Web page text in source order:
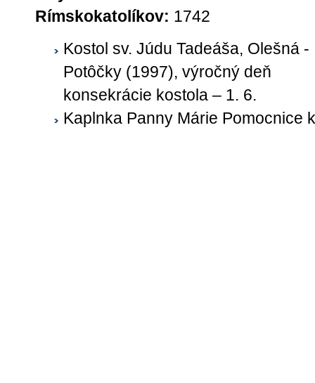
Rímskokatolíkov: 1742
Kostol sv. Júdu Tadeáša, Olešná ‐
Potôčky (1997), výročný deň
konsekrácie kostola – 1. 6.
Kaplnka Panny Márie Pomocnice